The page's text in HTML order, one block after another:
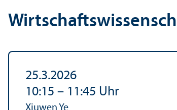
25.3.2026
10:15 – 11:45 Uhr
Xiuwen Ye